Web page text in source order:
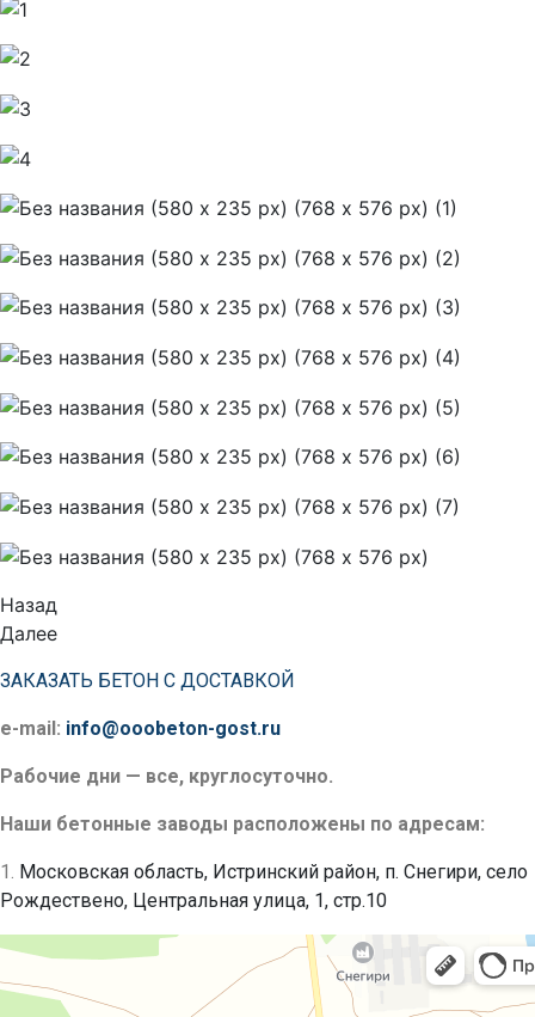
Назад
Далее
ЗАКАЗАТЬ БЕТОН С ДОСТАВКОЙ
e-mail: info@ooobeton-gost.ru
Рабочие дни — все, круглосуточно.
Наши бетонные заводы расположены по адресам:
1. Московская область, Истринский район, п. Снегири, село
Рождествено, Центральная улица, 1, стр.10